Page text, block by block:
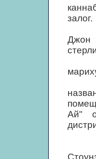
залог.
8
Джон
17
Ай"
25